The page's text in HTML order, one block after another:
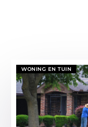
WONING EN TUIN